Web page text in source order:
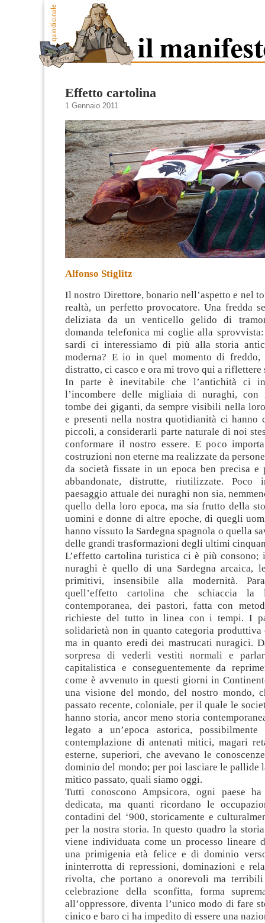
Effetto cartolina
1 Gennaio 2011
Alfonso Stiglitz
Il nostro Direttore, bonario nell’aspetto e nel
realtà, un perfetto provocatore. Una fredda
deliziata da un venticello gelido di
domanda telefonica mi coglie alla
sardi ci interessiamo di più alla storia
moderna? E io in quel momento di freddo,
distratto, ci casco e ora mi trovo qui a riflettere
In parte è inevitabile che l’antichità ci
l’incombere delle migliaia di nuraghi,
tombe dei giganti, da sempre visibili nella
e presenti nella nostra quotidianità ci hanno
piccoli, a considerarli parte naturale di noi
conformare il nostro essere. E poco
costruzioni non eterne ma realizzate da
da società fissate in un epoca ben precisa e
abbandonate, distrutte, riutilizzate.
paesaggio attuale dei nuraghi non sia,
quello della loro epoca, ma sia frutto della
uomini e donne di altre epoche, di quegli
hanno vissuto la Sardegna spagnola o quella
delle grandi trasformazioni degli ultimi
L’effetto cartolina turistica ci è più consono;
nuraghi è quello di una Sardegna arcaica,
primitivi, insensibile alla modernità.
quell’effetto cartolina che schiaccia la
contemporanea, dei pastori, fatta con
richieste del tutto in linea con i tempi. I
solidarietà non in quanto categoria produttiva
ma in quanto eredi dei mastrucati nuragici.
sorpresa di vederli vestiti normali e
capitalistica e conseguentemente da
come è avvenuto in questi giorni in
una visione del mondo, del nostro mondo,
passato recente, coloniale, per il quale le
hanno storia, ancor meno storia
legato a un’epoca astorica, possibilmente
contemplazione di antenati mitici, magari
esterne, superiori, che avevano le
dominio del mondo; per poi lasciare le pallide
mitico passato, quali siamo oggi.
Tutti conoscono Ampsicora, ogni paese
dedicata, ma quanti ricordano le
contadini del ‘900, storicamente e
per la nostra storia. In questo quadro la
viene individuata come un processo lineare
una primigenia età felice e di dominio
ininterrotta di repressioni, dominazioni e
rivolta, che portano a onorevoli ma
celebrazione della sconfitta, forma
all’oppressore, diventa l’unico modo di fare
cinico e baro ci ha impedito di essere una